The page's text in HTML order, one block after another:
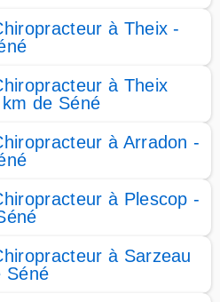
à Theix -
à Theix
de Séné
à Arradon -
à Plescop -
à Sarzeau
Séné